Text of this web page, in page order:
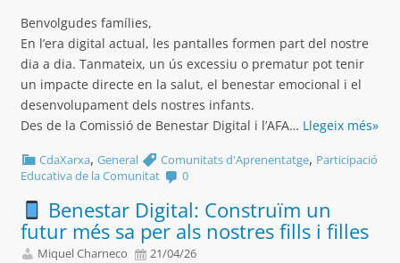
Benvolgudes famílies,
En l’era digital actual, les pantalles formen part del nostre
dia a dia. Tanmateix, un ús excessiu o prematur pot tenir
un impacte directe en la salut, el benestar emocional i el
desenvolupament dels nostres infants.
Des de la Comissió de Benestar Digital i l’AFA… Llegeix més»
CdaXarxa,General Comunitats d'Aprenentatge, Participació
Educativa de la Comunitat
0
Benestar Digital: Construïm un
futur més sa per als nostres fills i filles
Miquel Charneco 21/04/26